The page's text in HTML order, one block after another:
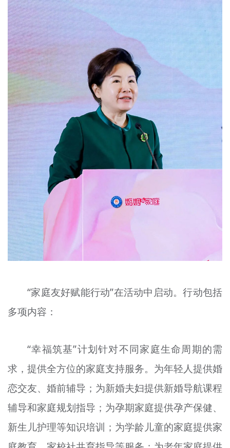
“家庭友好赋能行动”在活动中启动。行动包括
多项内容：
“幸福筑基”计划针对不同家庭生命周期的需
求，提供全方位的家庭支持服务。为年轻人提供婚
恋交友、婚前辅导；为新婚夫妇提供新婚导航课程
辅导和家庭规划指导；为孕期家庭提供孕产保健、
新生儿护理等知识培训；为学龄儿童的家庭提供家